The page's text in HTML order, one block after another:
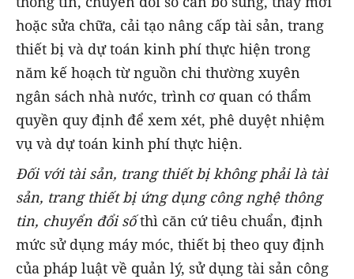
hoặc sửa chữa, cải tạo nâng cấp tài sản, trang
thiết bị và dự toán kinh phí thực hiện trong
năm kế hoạch từ nguồn chi thường xuyên
ngân sách nhà nước, trình cơ quan có thẩm
quyền quy định để xem xét, phê duyệt nhiệm
vụ và dự toán kinh phí thực hiện.
Đối với tài sản, trang thiết bị không phải là tài
sản, trang thiết bị ứng dụng công nghệ thông
tin, chuyển đổi sốthì căn cứ tiêu chuẩn, định
mức sử dụng máy móc, thiết bị theo quy định
của pháp luật về quản lý, sử dụng tài sản công